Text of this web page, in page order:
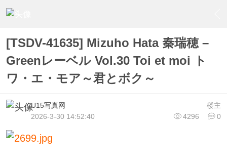
[TSDV-41635] Mizuho Hata 秦瑞穂 –
Greenレーベル Vol.30 Toi et moi ト
ワ・エ・モア～君とボク～
楼主
U15写真网
4296
0
2026-3-30 14:52:40